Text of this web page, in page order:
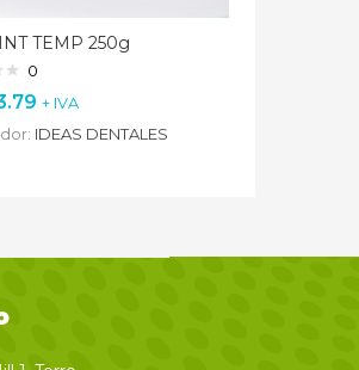
TEMP 250g
0
+ IVA
IDEAS DENTALES